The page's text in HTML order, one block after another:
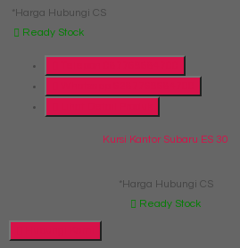
*Harga Hubungi CS
Ready Stock
Kursi Kantor Subaru ES 30
*Harga Hubungi CS
Ready Stock